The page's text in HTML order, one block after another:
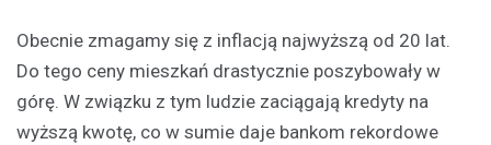
Obecnie zmagamy się z inflacją najwyższą od 20 lat.
Do tego ceny mieszkań drastycznie poszybowały w
górę. W związku z tym ludzie zaciągają kredyty na
wyższą kwotę, co w sumie daje bankom rekordowe